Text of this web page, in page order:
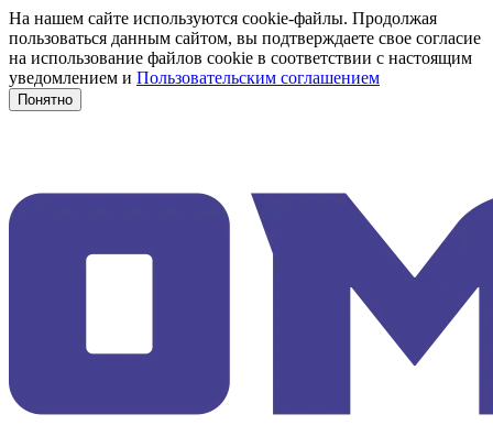
На нашем сайте используются cookie-файлы. Продолжая
пользоваться данным сайтом, вы подтверждаете свое согласие
на использование файлов cookie в соответствии с настоящим
уведомлением и Пользовательским соглашением
Понятно